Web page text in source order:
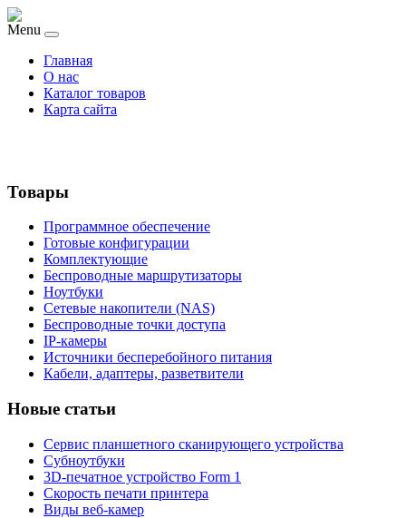
Menu
Главная
О нас
Каталог товаров
Карта сайта
Товары
Программное обеспечение
Готовые конфигурации
Комплектующие
Беспроводные маршрутизаторы
Ноутбуки
Сетевые накопители (NAS)
Беспроводные точки доступа
IP-камеры
Источники бесперебойного питания
Кабели, адаптеры, разветвители
Новые статьи
Сервис планшетного сканирующего устройства
Субноутбуки
3D-печатное устройство Form 1
Скорость печати принтера
Виды веб-камер